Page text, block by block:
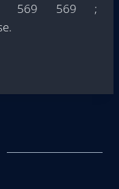
569 569 ;